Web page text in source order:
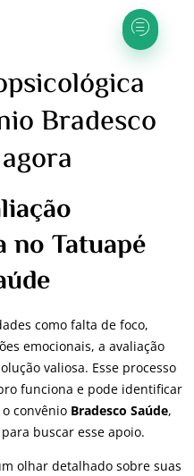
Bradesco
Tatuapé
como falta de foco,
emocionais, a avaliação
valiosa. Esse processo
funciona e pode identificar
convênio Bradesco Saúde,
buscar esse apoio.
olhar detalhado sobre suas